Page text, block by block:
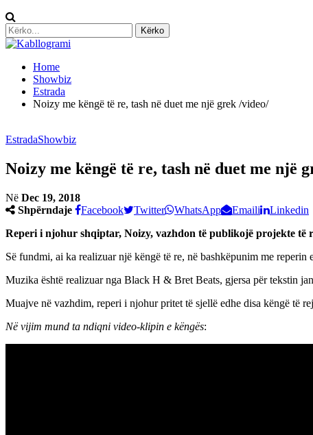
Home
Showbiz
Estrada
Noizy me këngë të re, tash në duet me një grek /video/
EstradaShowbiz
Noizy me këngë të re, tash në duet me një
Në Dec 19, 2018
Shpërndaje
Facebook Twitter WhatsApp Emaili
Linkedin
Reperi i njohur shqiptar, Noizy, vazhdon të publikojë projekte të
Së fundmi, ai ka realizuar një këngë të re, në bashkëpunim me
Muzika është realizuar nga Black H & Bret Beats, gjersa për tekstin
Muajve në vazhdim, reperi i njohur pritet të sjellë edhe disa këngë të
Në vijim mund ta ndiqni video-klipin e këngës: